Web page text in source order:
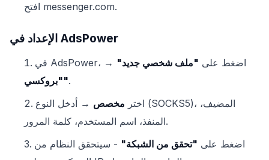
افتح messenger.com.
الإعداد في AdsPower
في AdsPower، اضغط على "ملف شخصي جديد" →
"بروكسي".
اختر مخصص → أدخل النوع (SOCKS5)، المضيف،
المنفذ، اسم المستخدم، كلمة المرور.
اضغط على "تحقق من الشبكة" - سيتحقق النظام من